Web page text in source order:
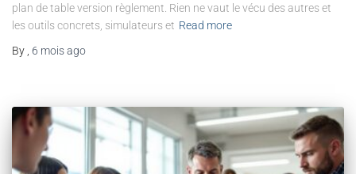
plan de table version règlement. Rien ne vaut le vécu des autres et
les outils concrets, simulateurs et Read more
By
6 moisago